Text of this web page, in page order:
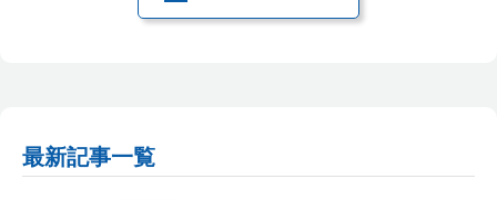
最新記事一覧